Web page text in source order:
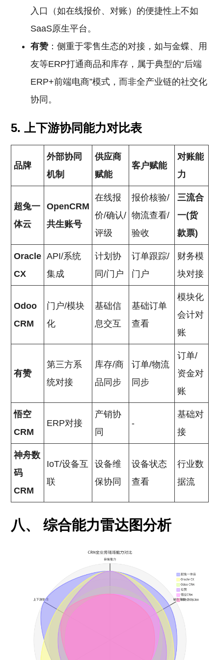
入口（如在线报价、对账）的便捷性上不如
SaaS原生平台。
有赞：侧重于零售生态的对接，如与金蝶、用
友等ERP打通商品和库存，属于典型的“后端
ERP+前端电商”模式，而非全产业链的社交化
协同。
5. 上下游协同能力对比表
品牌
外部协同
机制
供应商
赋能
客户赋能
对账能
力
超兔一
体云
OpenCRM
共生账号
在线报
价/确认/
评级
报价核验/
物流查看/
验收
三流合
一(货
款票)
Oracle
CX
API/系统
集成
计划协
同/门户
订单跟踪/
门户
财务模
块对接
Odoo
CRM
门户/模块
化
基础信
息交互
基础订单
查看
模块化
会计对
账
有赞
第三方系
统对接
库存/商
品同步
订单/物流
同步
订单/
资金对
账
悟空
CRM
ERP对接
产销协
同
-
基础对
接
神舟数
码
CRM
IoT/设备互
联
设备维
保协同
设备状态
查看
行业数
据流
八、 综合能力雷达图分析